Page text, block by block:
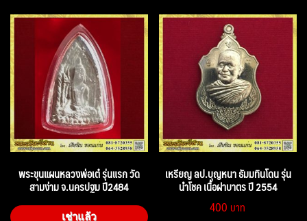
พระขุนแผนหลวงพ่อเต๋ รุ่นแรก วัด
สามง่าม จ.นครปฐม ปี2484
เช่าแล้ว
เหรียญ ลป.บุญหนา ธัมมทินโดน รุ่น
นำโชค เนื้อฝาบาตร ปี 2554
400